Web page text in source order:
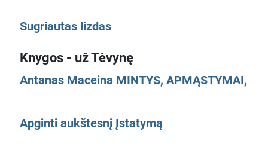
Sugriautas lizdas
Knygos - už Tėvynę
Antanas Maceina MINTYS, APMĄSTYMAI,
Apginti aukštesnį Įstatymą